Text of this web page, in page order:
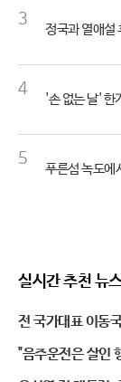
3
정국과 열애설
4
'손 없는 날' 한
5
푸른섬 녹도에
실시간 추천 뉴
전 국가대표 이동
"음주운전은 살인